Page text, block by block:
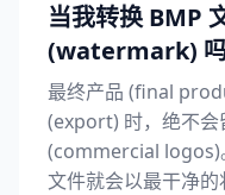
当我转换 BMP
(watermark) 吗
最终产品 (final
(export) 时，绝不会
(commercial logos)
文件就会以最干净